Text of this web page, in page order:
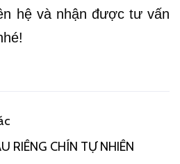
hệ và nhận được tư vấn
RIÊNG CHÍN TỰ NHIÊN